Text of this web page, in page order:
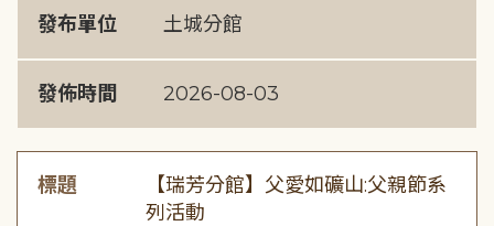
發布單位 土城分館
發佈時間 2026-08-03
標題
【瑞芳分館】父愛如礦山:父親節系
列活動